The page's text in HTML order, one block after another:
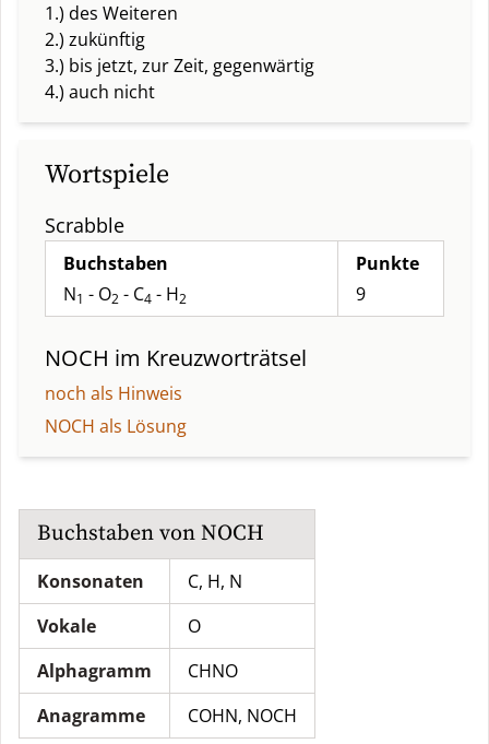
1.) des Weiteren
2.) zukünftig
3.) bis jetzt, zur Zeit, gegenwärtig
4.) auch nicht
Wortspiele
Scrabble
Buchstaben
N1 - O2 - C4 - H2
Punkte
9
NOCH im Kreuzworträtsel
noch als Hinweis
NOCH als Lösung
Buchstaben von NOCH
Konsonaten
C, H, N
Vokale
O
Alphagramm
CHNO
Anagramme
COHN, NOCH